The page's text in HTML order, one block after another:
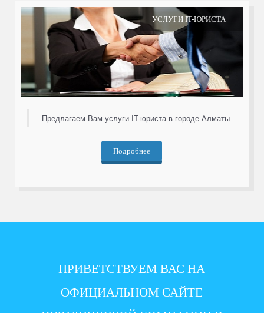
УСЛУГИ IT-ЮРИСТА
Предлагаем Вам услуги IT-юриста в городе Алматы
Подробнее
ПРИВЕТСТВУЕМ ВАС НА
ОФИЦИАЛЬНОМ САЙТЕ